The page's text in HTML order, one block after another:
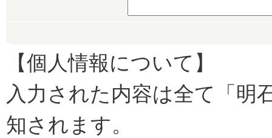
【個人情報について】
入力された内容は全て「明
知されます。